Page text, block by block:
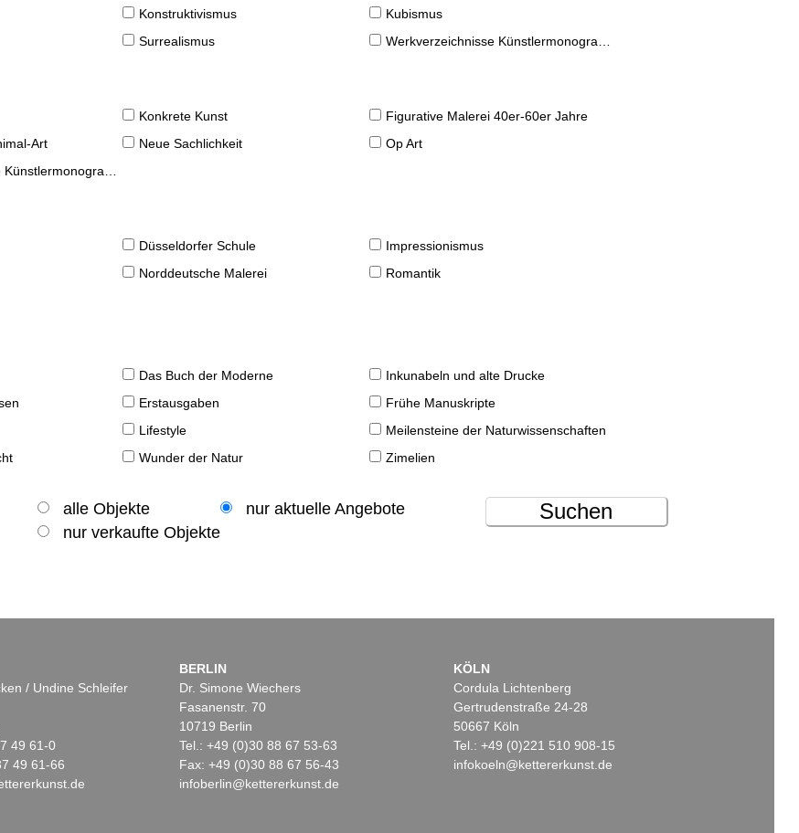
Konstruktivismus
Kubismus
Surrealismus Werkverzeichnisse Künstlermonographien
Konkrete Kunst
Figurative Malerei 40er-60er Jahre
Art Neue Sachlichkeit
Op Art
Düsseldorfer Schule
Impressionismus
Norddeutsche Malerei
Romantik
Das Buch der Moderne
Inkunabeln und alte Drucke
Erstausgaben
Frühe Manuskripte
Lifestyle
Meilensteine der Naturwissenschaften
Wunder der Natur Zimelien
alle Objekte
nur aktuelle Angebote
nur verkaufte Objekte
Suchen
/ Undine Schleifer
49 61-0
49 61-66
BERLIN
Dr. Simone Wiechers
Fasanenstr. 70
10719 Berlin
Tel.: +49 (0)30 88 67 53-63
Fax: +49 (0)30 88 67 56-43
infoberlin@kettererkunst.de
KÖLN
Cordula Lichtenberg
Gertrudenstraße 24-28
50667 Köln
Tel.: +49 (0)221 510 908-15
infokoeln@kettererkunst.de